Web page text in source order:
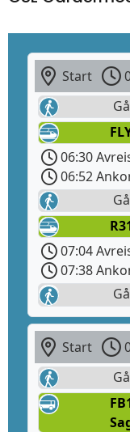
Start
06:30
06:52
07:04
07:38
Start